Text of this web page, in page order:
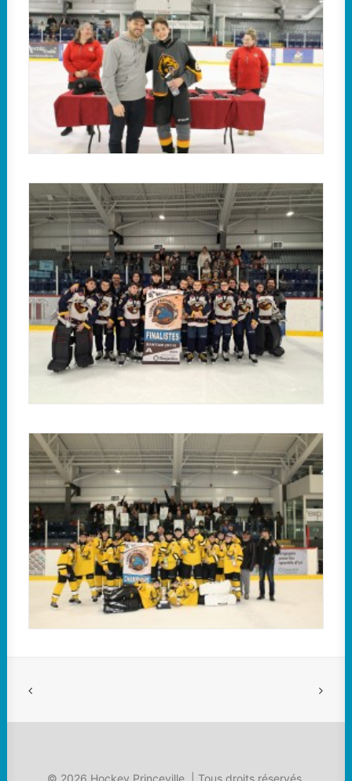
Catégorie A : Le joueur offensif du tournoi a été
Nathan Cyr des Lions, et ce, avec une fiche de sept
points.
Les Aigles 3 de Saint-Jean-sur-Richelieu se sont
inclinés en finale de la classe A, par la marque de 2
à 1, en tirs de barrage, contre les Lions de
Roussillon.
Dans la classe B, les Condors Delta de Laval ont
mérité les honneurs face aux Commandeurs de
Lévis par la marque de 7 à 4.
© 2026 Hockey Princeville. | Tous droits réservés.